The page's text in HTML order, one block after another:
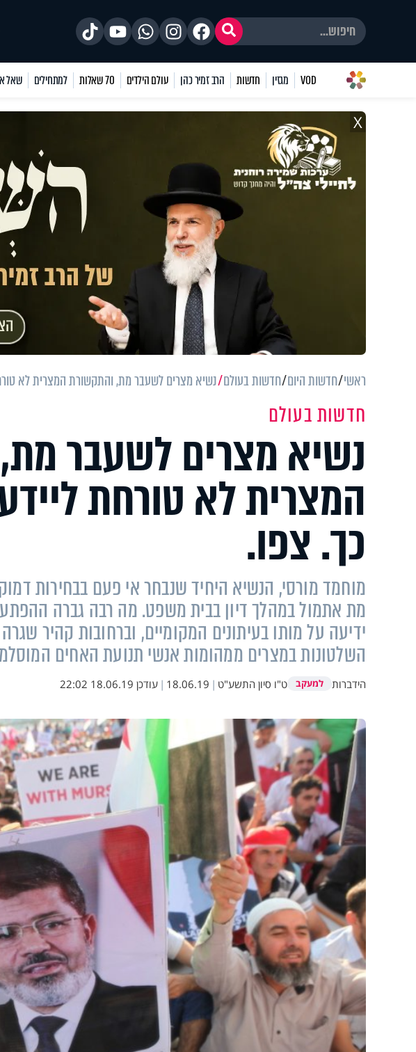
VOD מגזין חדשות הרב זמיר כהן עולם הילדים 70 שאלות למתחילים שאל
X
ראשי חדשות היום חדשות בעולם נשיא מצרים לשעבר מת, והתקשורת המצרית לא
חדשות בעולם
נשיא מצרים לשעבר
המצרית לא טורחת
כך. צפו.
מוחמד מורסי, הנשיא היחיד שנבחר אי פעם בבחירות
מת אתמול במהלך דיון בבית משפט. מה רבה גברה
ידיעה על מותו בעיתונים המקומיים, וברחובות קהיר
השלטונות במצרים ממהומות אנשי תנועת האחים
הידברות למעקב ט"ו סיון התשע"ט |
18.06.19
| עודכן 18.06.19 22:02